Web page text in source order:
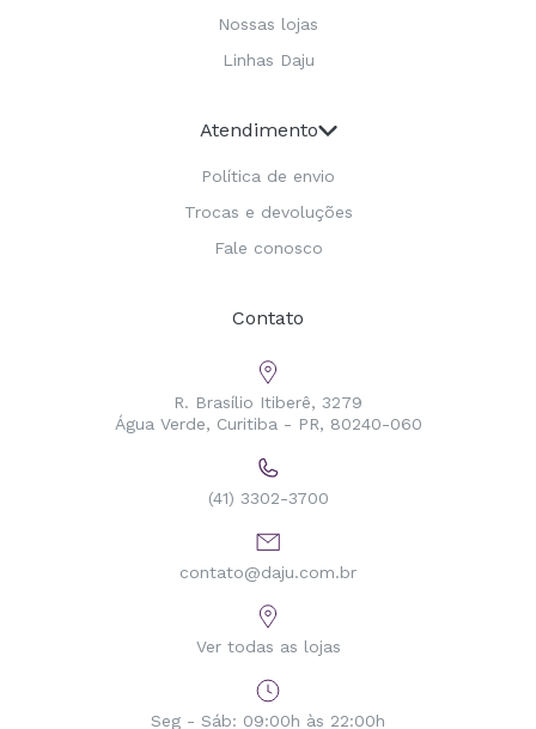
Nossas lojas
Linhas Daju
Atendimento
Política de envio
Trocas e devoluções
Fale conosco
Contato
R. Brasílio Itiberê, 3279
Água Verde, Curitiba - PR, 80240-060
(41) 3302-3700
contato@daju.com.br
Ver todas as lojas
Seg - Sáb: 09:00h às 22:00h